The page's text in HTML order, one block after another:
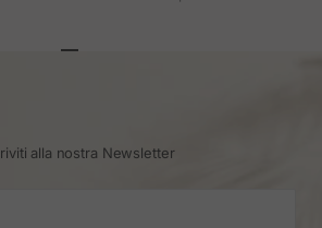
alla nostra Newsletter